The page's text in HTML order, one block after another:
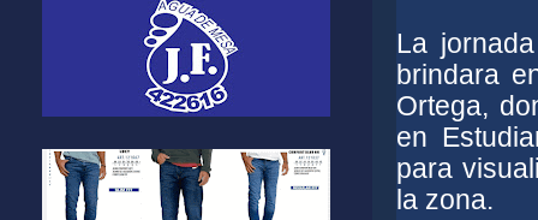
La
brindara
Ortega,
en
para
la zona.